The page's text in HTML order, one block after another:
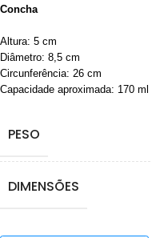
Concha
Altura: 5 cm
Diâmetro: 8,5 cm
Circunferência: 26 cm
Capacidade aproximada: 170 ml
PESO
DIMENSÕES